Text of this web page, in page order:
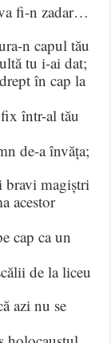
fi-n zadar…
n capul tău
tu i-ai dat;
în cap la
într-al tău
de-a învăța;
bravi magiștri
acestor
cap ca un
de la liceu
azi nu se